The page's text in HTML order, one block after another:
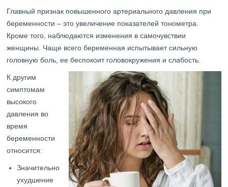
Главный признак повышенного артериального давления при
беременности – это увеличение показателей тонометра.
Кроме того, наблюдаются изменения в самочувствии
женщины. Чаще всего беременная испытывает сильную
головную боль, ее беспокоит головокружения и слабость.
К другим
симптомам
высокого
давления во
время
беременности
относится:
Значительно
ухудшение